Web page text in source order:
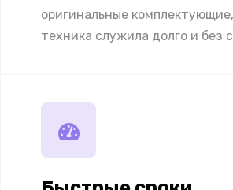
оригинальные
техника служила долго и без